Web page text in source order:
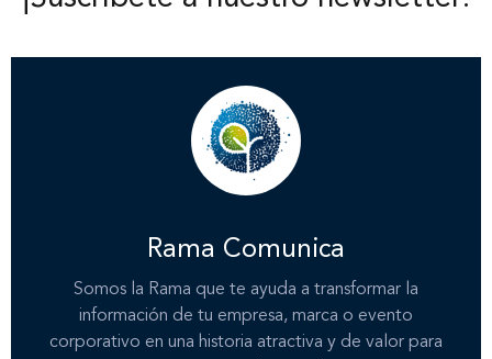
Inicio
Nosotros
Nuestros servicios
Rama Comunica
Somos la Rama que te ayuda a transformar la
información de tu empresa, marca o evento
corporativo en una historia atractiva y de valor para